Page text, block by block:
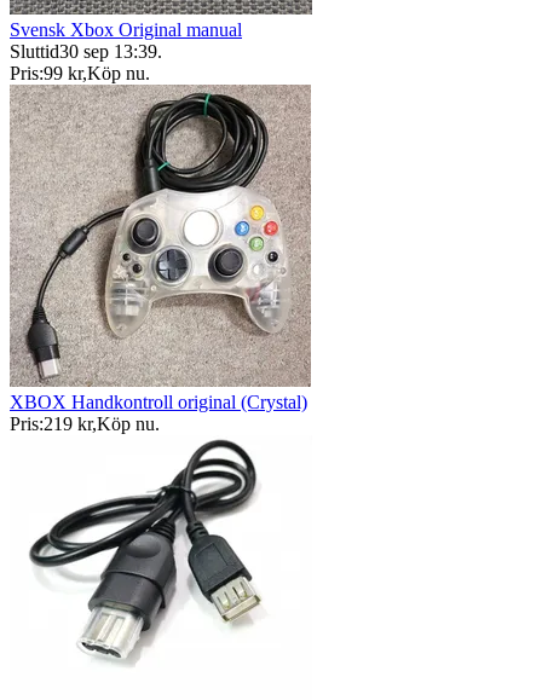
Svensk Xbox Original manual
Sluttid30 sep 13:39.
Pris:99 kr,Köp nu.
XBOX Handkontroll original (Crystal)
Pris:219 kr,Köp nu.